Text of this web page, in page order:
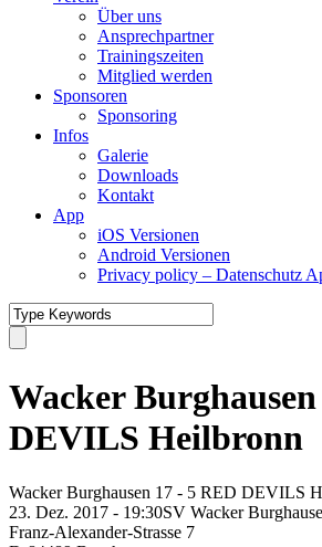
Über uns
Ansprechpartner
Trainingszeiten
Mitglied werden
Sponsoren
Sponsoring
Infos
Galerie
Downloads
Kontakt
App
iOS Versionen
Android Versionen
Privacy policy – Datenschutz
Wacker
DEVILS Heilbronn
Wacker Burghausen 17 - 5 RED DEVILS
23. Dez. 2017 - 19:30SV Wacker
Franz-Alexander-Strasse 7